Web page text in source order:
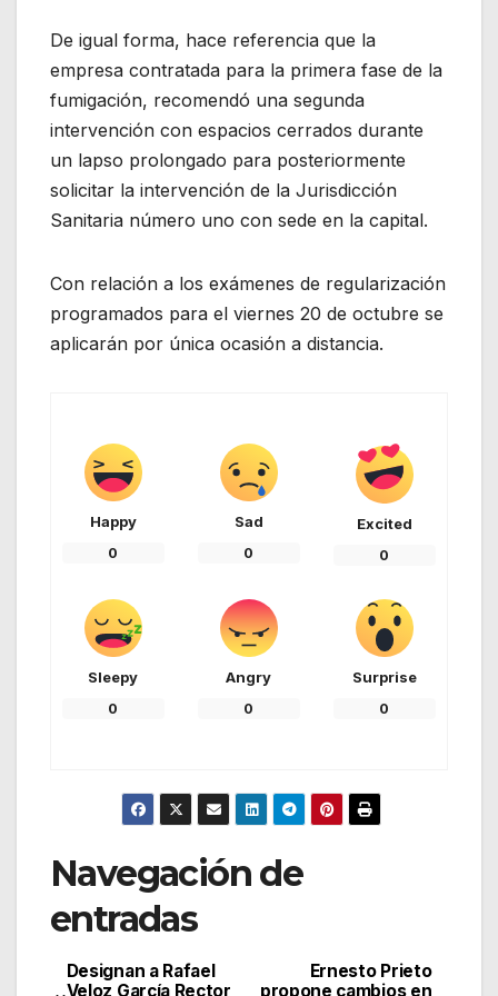
De igual forma, hace referencia que la
empresa contratada para la primera fase de la
fumigación, recomendó una segunda
intervención con espacios cerrados durante
un lapso prolongado para posteriormente
solicitar la intervención de la Jurisdicción
Sanitaria número uno con sede en la capital.
Con relación a los exámenes de regularización
programados para el viernes 20 de octubre se
aplicarán por única ocasión a distancia.
Happy
0
Sad
0
Excited
0
Sleepy
0
Angry
0
Surprise
0
Navegación de
entradas
Ernesto Prieto
propone cambios en
Designan a Rafael
Veloz García Rector